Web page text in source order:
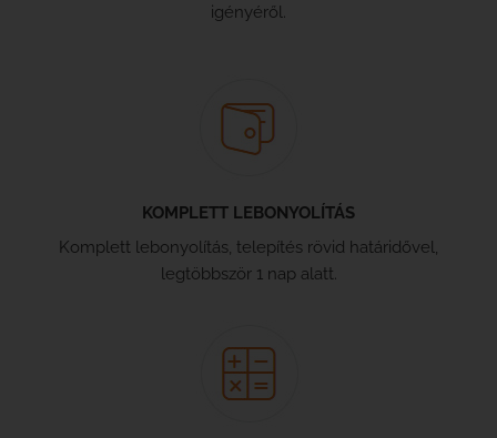
igényéről.
KOMPLETT LEBONYOLÍTÁS
Komplett lebonyolítás, telepítés rövid határidővel,
legtöbbször 1 nap alatt.